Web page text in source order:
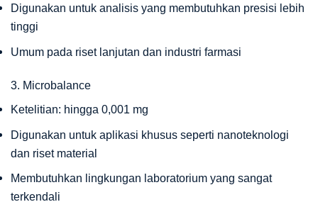
Digunakan untuk analisis yang membutuhkan presisi lebih
tinggi
Umum pada riset lanjutan dan industri farmasi
3. Microbalance
Ketelitian: hingga 0,001 mg
Digunakan untuk aplikasi khusus seperti nanoteknologi
dan riset material
Membutuhkan lingkungan laboratorium yang sangat
terkendali